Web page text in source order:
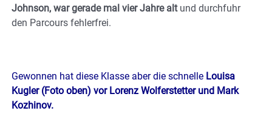
Johnson, war gerade mal vier Jahre altund durchfuhr
den Parcours fehlerfrei.
Gewonnen hat diese Klasse aber die schnelle Louisa
Kugler (Foto oben) vor Lorenz Wolferstetter und Mark
Kozhinov.